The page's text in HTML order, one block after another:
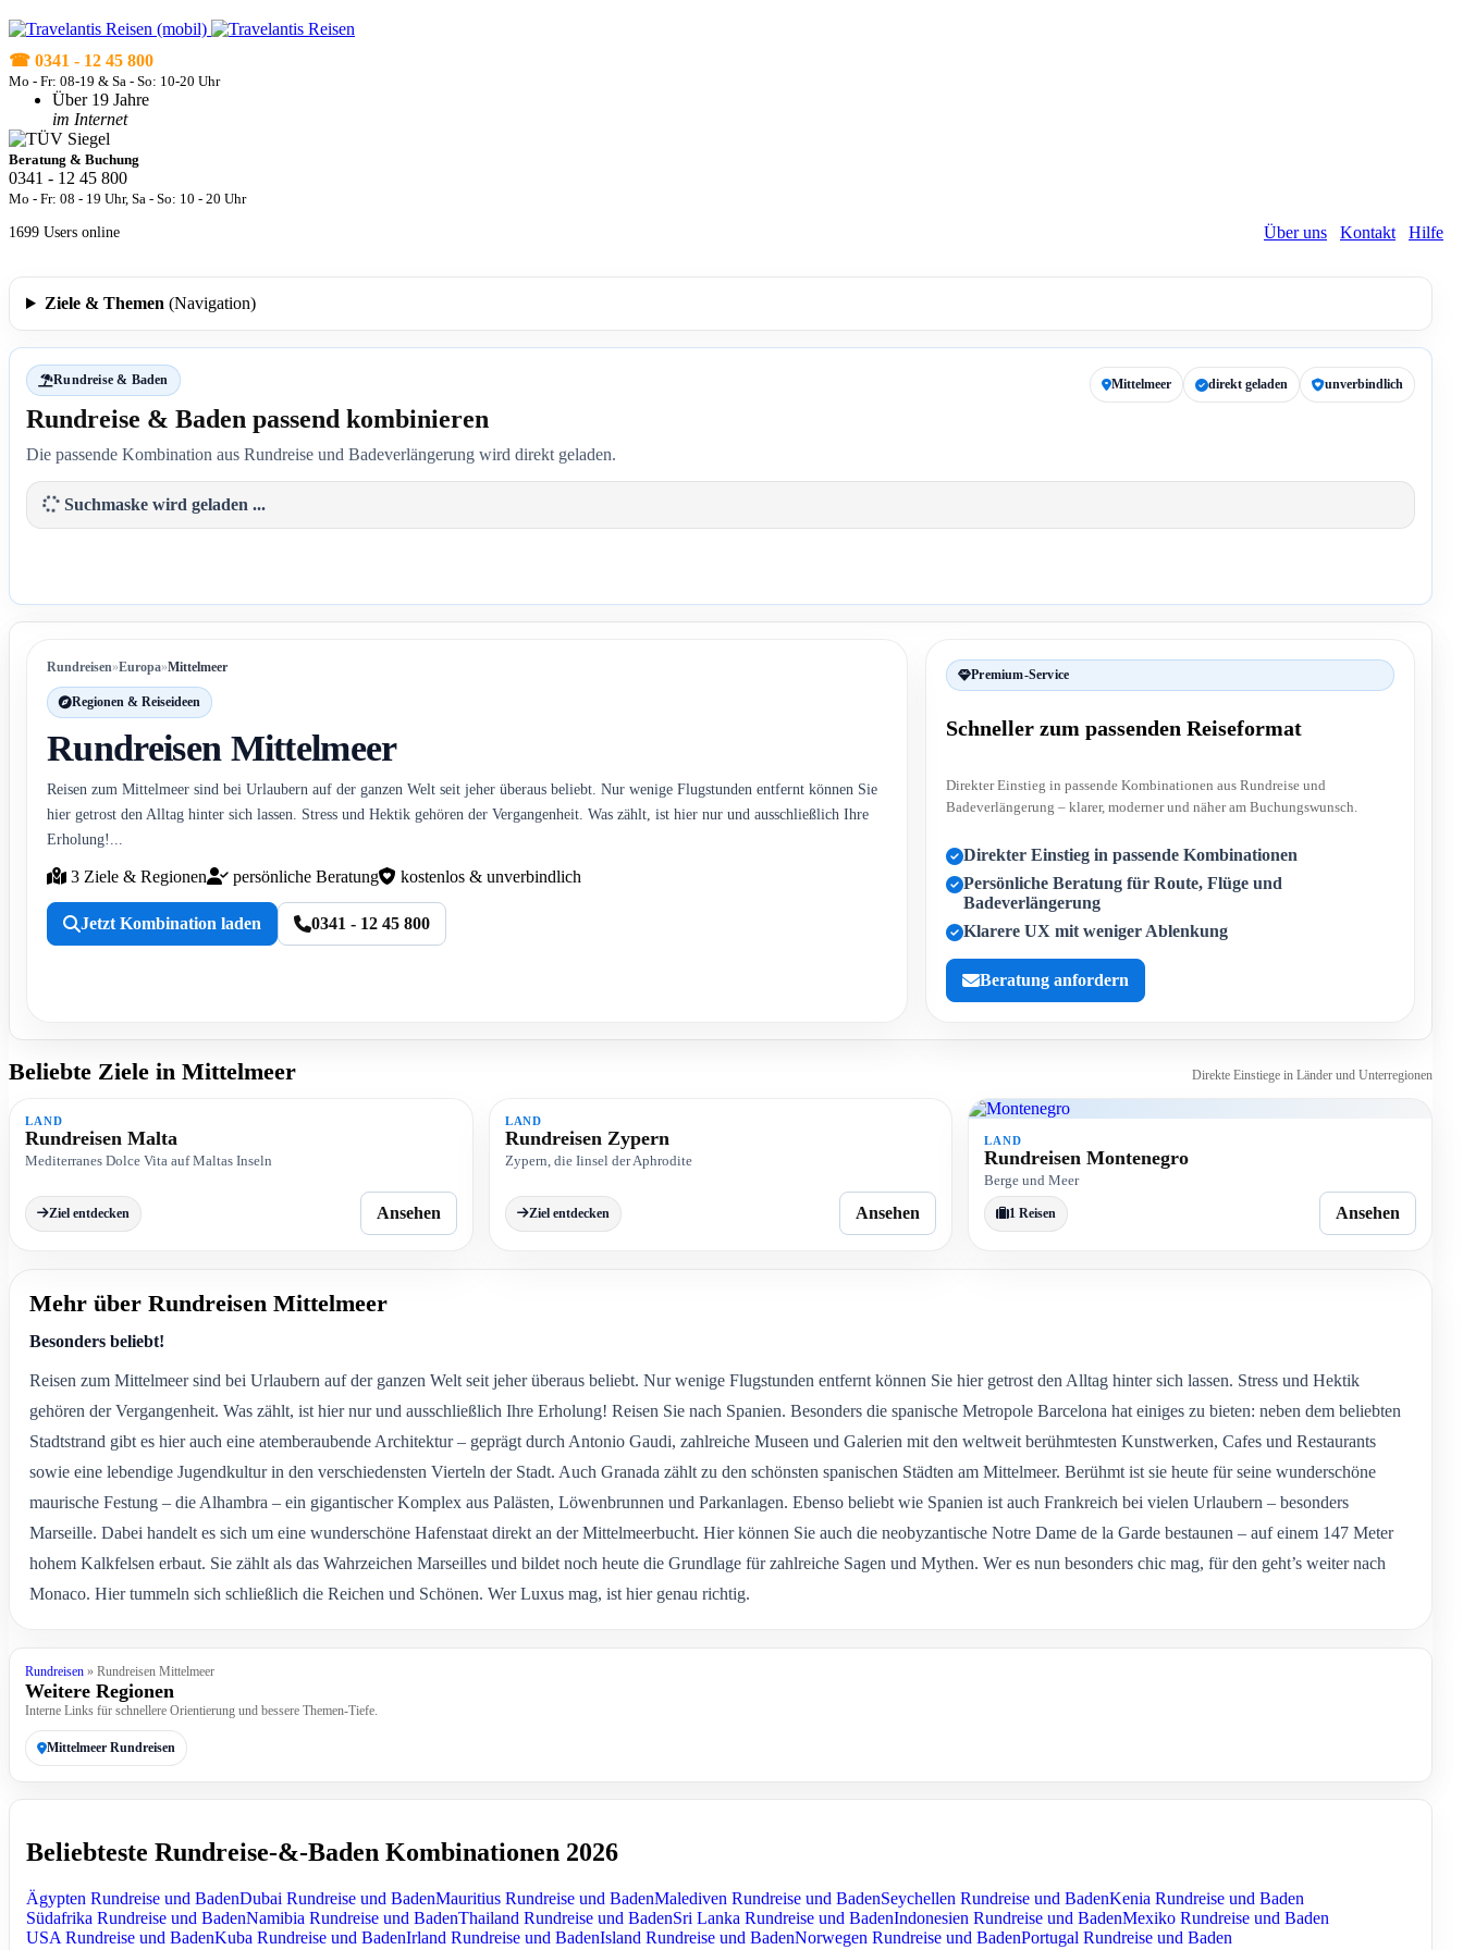
☎ 0341 - 12 45 800
Mo - Fr: 08-19 & Sa - So: 10-20 Uhr
Über 19 Jahre
im Internet
Beratung & Buchung
0341 - 12 45 800
Mo - Fr: 08 - 19 Uhr, Sa - So: 10 - 20 Uhr
1699 Users online Über uns Kontakt
Hilfe
Ziele & Themen (Navigation)
Rundreise & Baden
Rundreise & Baden passend kombinieren
Die passende Kombination aus Rundreise und Badeverlängerung wird direkt geladen.
Mittelmeer direkt geladen unverbindlich
Suchmaske wird geladen ...
Rundreisen»Europa»Mittelmeer
Regionen & Reiseideen
Rundreisen Mittelmeer
Reisen zum Mittelmeer sind bei Urlaubern auf der ganzen Welt seit jeher überaus beliebt. Nur wenige Flugstunden entfernt können Sie
hier getrost den Alltag hinter sich lassen. Stress und Hektik gehören der Vergangenheit. Was zählt, ist hier nur und ausschließlich Ihre
Erholung!...
3 Ziele & Regionen persönliche Beratung kostenlos & unverbindlich
Jetzt Kombination laden 0341 - 12 45 800
Premium-Service
Schneller zum passenden Reiseformat
Direkter Einstieg in passende Kombinationen aus Rundreise und
Badeverlängerung – klarer, moderner und näher am Buchungswunsch.
Direkter Einstieg in passende Kombinationen
Persönliche Beratung für Route, Flüge und
Badeverlängerung
Klarere UX mit weniger Ablenkung
Beratung anfordern
Beliebte Ziele in Mittelmeer Direkte Einstiege in Länder und Unterregionen
M
LAND
Rundreisen Malta
Mediterranes Dolce Vita auf Maltas Inseln
Ziel entdecken Ansehen
Z
LAND
Rundreisen Zypern
Zypern, die Iinsel der Aphrodite
Ziel entdecken Ansehen
LAND
Rundreisen Montenegro
Berge und Meer
1 Reisen Ansehen
Mehr über Rundreisen Mittelmeer
Besonders beliebt!
Reisen zum Mittelmeer sind bei Urlaubern auf der ganzen Welt seit jeher überaus beliebt. Nur wenige Flugstunden entfernt können Sie hier getrost den Alltag hinter sich lassen. Stress und Hektik
gehören der Vergangenheit. Was zählt, ist hier nur und ausschließlich Ihre Erholung! Reisen Sie nach Spanien. Besonders die spanische Metropole Barcelona hat einiges zu bieten: neben dem beliebten
Stadtstrand gibt es hier auch eine atemberaubende Architektur – geprägt durch Antonio Gaudi, zahlreiche Museen und Galerien mit den weltweit berühmtesten Kunstwerken, Cafes und Restaurants
sowie eine lebendige Jugendkultur in den verschiedensten Vierteln der Stadt. Auch Granada zählt zu den schönsten spanischen Städten am Mittelmeer. Berühmt ist sie heute für seine wunderschöne
maurische Festung – die Alhambra – ein gigantischer Komplex aus Palästen, Löwenbrunnen und Parkanlagen. Ebenso beliebt wie Spanien ist auch Frankreich bei vielen Urlaubern – besonders
Marseille. Dabei handelt es sich um eine wunderschöne Hafenstaat direkt an der Mittelmeerbucht. Hier können Sie auch die neobyzantische Notre Dame de la Garde bestaunen – auf einem 147 Meter
hohem Kalkfelsen erbaut. Sie zählt als das Wahrzeichen Marseilles und bildet noch heute die Grundlage für zahlreiche Sagen und Mythen. Wer es nun besonders chic mag, für den geht’s weiter nach
Monaco. Hier tummeln sich schließlich die Reichen und Schönen. Wer Luxus mag, ist hier genau richtig.
Rundreisen » Rundreisen Mittelmeer
Weitere Regionen
Interne Links für schnellere Orientierung und bessere Themen-Tiefe.
Mittelmeer Rundreisen
Beliebteste Rundreise-&-Baden Kombinationen 2026
Ägypten Rundreise und BadenDubai Rundreise und BadenMauritius Rundreise und BadenMalediven Rundreise und BadenSeychellen Rundreise und BadenKenia Rundreise und Baden
Südafrika Rundreise und BadenNamibia Rundreise und BadenThailand Rundreise und BadenSri Lanka Rundreise und BadenIndonesien Rundreise und BadenMexiko Rundreise und Baden
USA Rundreise und BadenKuba Rundreise und BadenIrland Rundreise und BadenIsland Rundreise und BadenNorwegen Rundreise und BadenPortugal Rundreise und Baden